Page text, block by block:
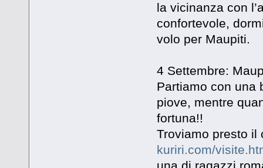
la vicinanza con
confortevole,
volo per Maupiti.
4 Settembre:
Partiamo con una
piove, mentre
fortuna!!
Troviamo presto il
kuriri.com/